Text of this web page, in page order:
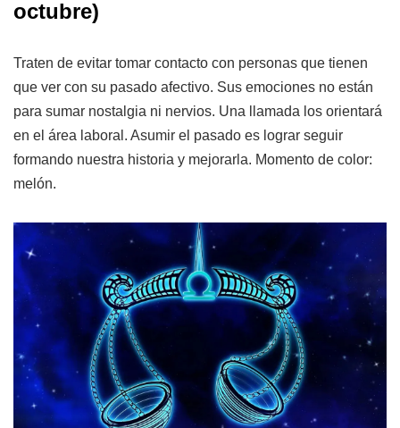
octubre)
Traten de evitar tomar contacto con personas que tienen
que ver con su pasado afectivo. Sus emociones no están
para sumar nostalgia ni nervios. Una llamada los orientará
en el área laboral. Asumir el pasado es lograr seguir
formando nuestra historia y mejorarla. Momento de color:
melón.